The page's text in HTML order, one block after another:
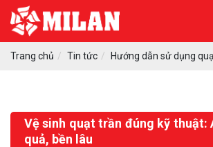
Trang chủ Tin tức Hướng dẫn sử dụng
Vệ sinh quạt trần đúng kỹ thuật:
quả, bền lâu